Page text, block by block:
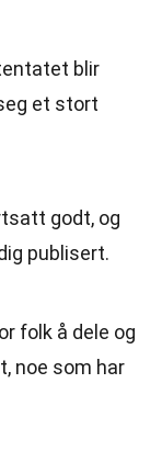
blir
et stort
godt, og
publisert.
folk å dele og
noe som har